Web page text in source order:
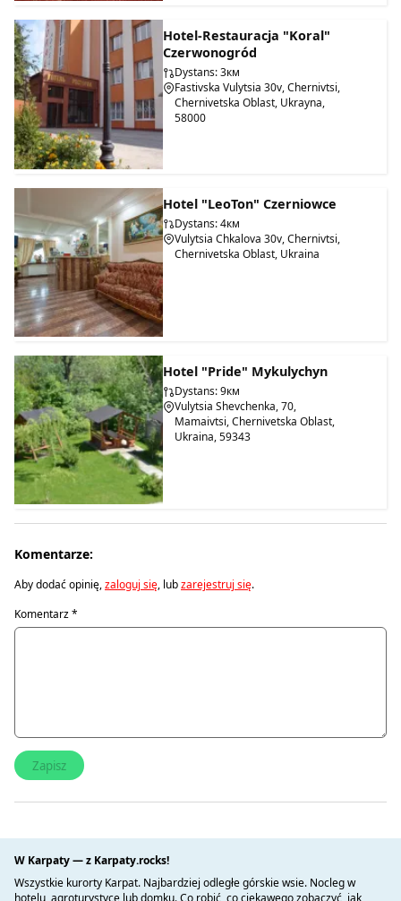
Hotel-Restauracja "Koral"
Czerwonogród
Dystans: 3км
Fastivska Vulytsia 30v, Chernivtsi,
Chernivetska Oblast, Ukrayna,
58000
Hotel "LeoTon" Czerniowce
Dystans: 4км
Vulytsia Chkalova 30v, Chernivtsi,
Chernivetska Oblast, Ukraina
Hotel "Pride" Mykulychyn
Dystans: 9км
Vulytsia Shevchenka, 70,
Mamaivtsi, Chernivetska Oblast,
Ukraina, 59343
Komentarze:
Aby dodać opinię,zaloguj się, lubzarejestruj się.
Komentarz*
W Karpaty — z Karpaty.rocks!
Wszystkie kurorty Karpat. Najbardziej odległe górskie wsie. Nocleg w